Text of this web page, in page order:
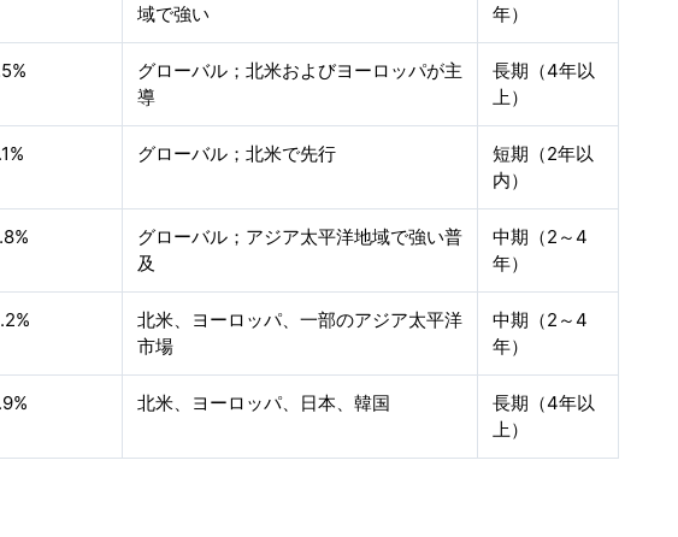
域で強い
年）
グローバル；北米およびヨーロッパが主
導
長期（4年以
上）
グローバル；北米で先行
短期（2年以
内）
グローバル；アジア太平洋地域で強い普
及
中期（2～4
年）
北米、ヨーロッパ、一部のアジア太平洋
市場
中期（2～4
年）
北米、ヨーロッパ、日本、韓国
長期（4年以
上）